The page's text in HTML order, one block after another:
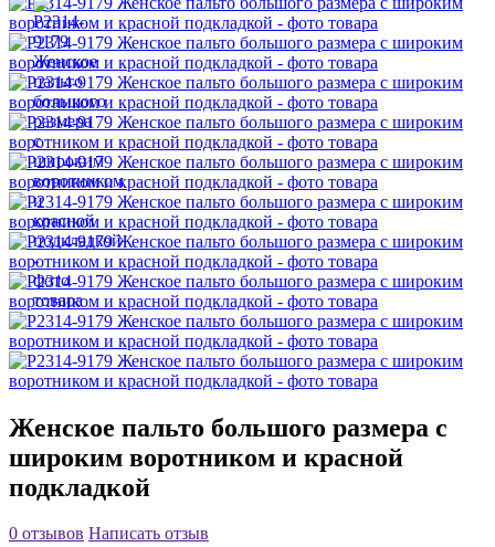
Женское пальто большого размера с
широким воротником и красной
подкладкой
0 отзывов Написать отзыв